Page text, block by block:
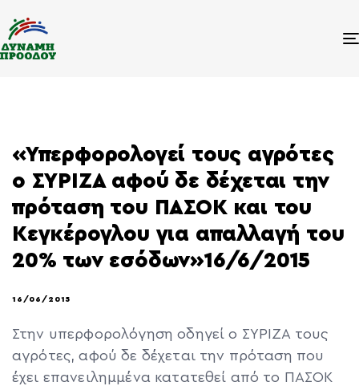
«Υπερφορολογεί τους αγρότες
ο ΣΥΡΙΖΑ αφού δε δέχεται την
πρόταση του ΠΑΣΟΚ και του
Κεγκέρογλου για απαλλαγή του
20% των εσόδων»16/6/2015
16/06/2015
Στην υπερφορολόγηση οδηγεί ο ΣΥΡΙΖΑ τους
αγρότες, αφού δε δέχεται την πρόταση που
έχει επανειλημμένα κατατεθεί από το ΠΑΣΟΚ